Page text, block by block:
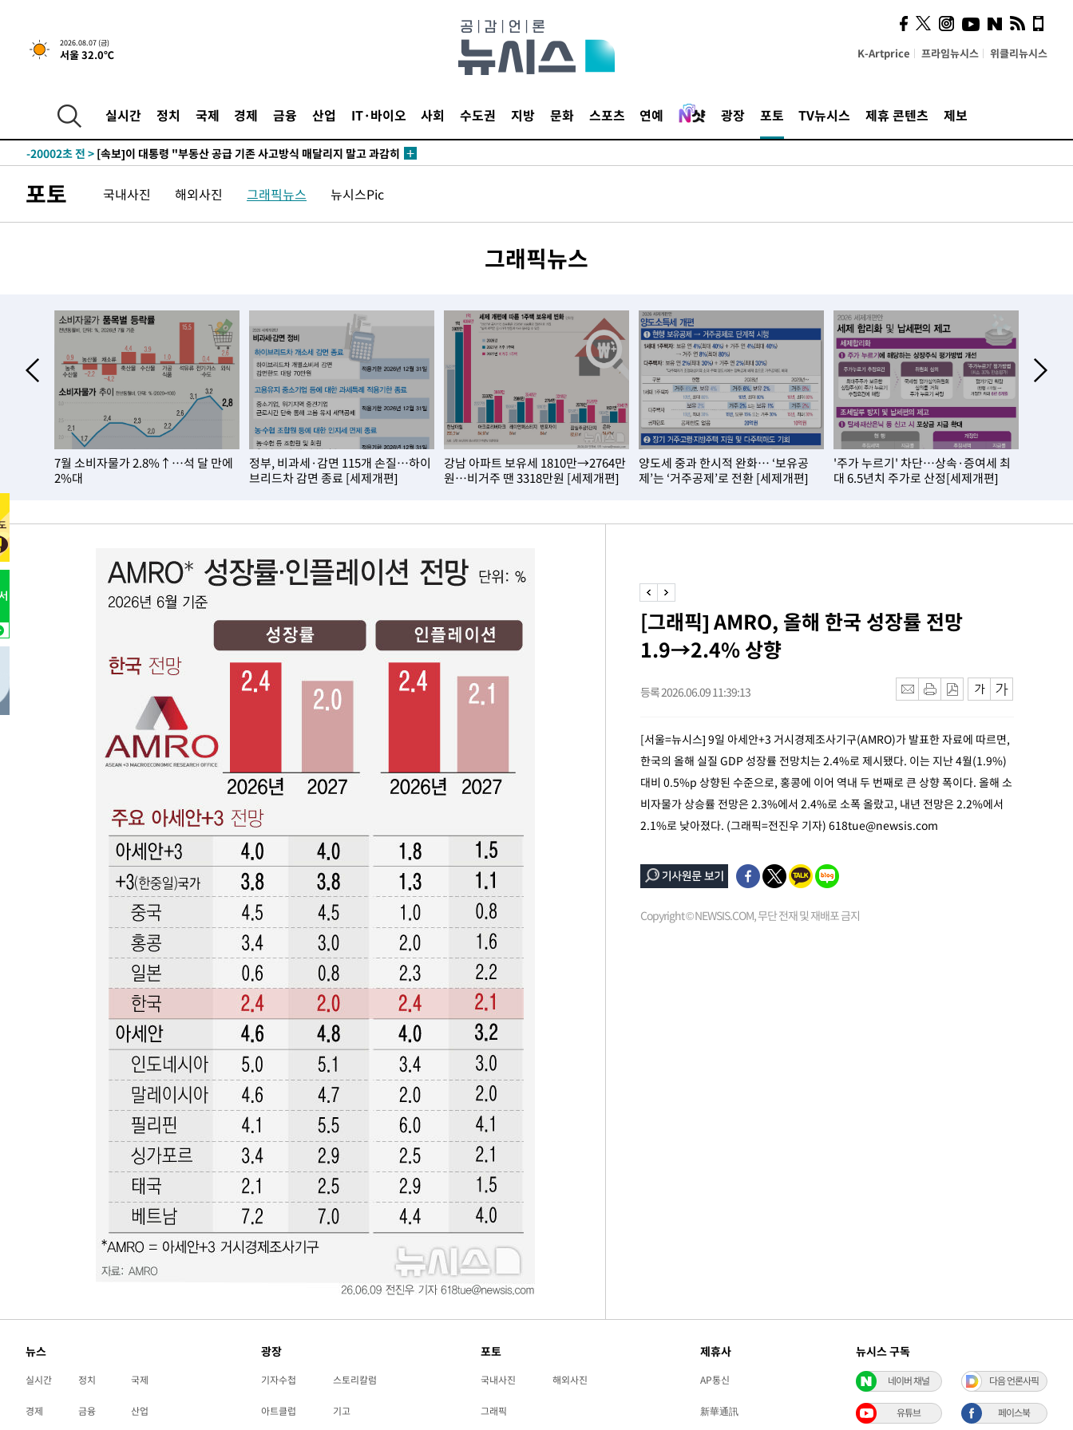
2026.08.07 (금)
서울 32.0℃ K-Artprice 프라임뉴시스 위클리뉴시스
실시간 정치 국제 경제 금융 산업 IT·바이오 사회 수도권 지방 문화 스포츠 연예 광장 포토 TV뉴시스 제휴 콘텐츠 제보
42분 전 >[속보]규제합리화위원회 부위원장에 김태유 서울대 공대 교수…이병태
-24691초 전 >
미 사업체 일자리, 7월에 2.3만개 순감하고 그 전 2개월 10.3만개
하향수정 (2보)
-24139초 전 >
↓
-20002초 전 > [속보]이 대통령 "부동산 공급 기존 사고방식 매달리지 말고 과감히
운드는 임시"
-10655초 전 >
"낮 기온 소폭 하락"…수도권 폭염중대경보, 폭염경보로 하향
-10619초 전 >[속보]이 대통령, '호우피해' 안동·의성 관할 4개 면 특별재난지역
-3715초 전 >여자배구 이재영·이다영 자매, 아제르바이잔 투란VC 입단
-2968초 전 >외국인 심판 성 접대 7경기 들여다보니…한국 축구 '5승 2무'
-2702초 전 >[속보]코스닥, 2.86포인트(0.36%) 내린 798.81마감
-2655초 전 >[속보]코스피, 6200선 약보합…0.60% 내린 6258.77에 마쳐
-2635초 전 >[속보]원·달러 환율, 7.7원 내린 1416.1원 마감
-2524초 전 >
[속보] 노원서 40.1도 관측…서울, 2018년 이후 첫 40도
6분 전 >
[속보]종합특검, '계엄 수용공간 확보' 신용해 前교정본부장 기소
25분 전 > 외신들도 주목한 韓축구 파문…"국민적 공분에 수사 재개"
25분 전 > 11시간 압수수색에 성접대 파문까지…'쑥대밭' 된 축구협회
미 사업체 일자리, 7월에 2.3만개 순감하고 그 전 2개월 10.3만개
[속보] 미 사업체, 일자리 7월에 2.3만 개 줄어…실업률은 4.1%로
[속보]이 대통령 "부동산 공급 기존 사고방식 매달리지 말고 과감히
이란, "오만과 '중앙 단일 루트' 합의…북쪽 인바운드·남쪽 아웃바
"낮 기온 소폭 하락"…수도권 폭염중대경보, 폭염경보로 하향
[속보]이 대통령, '호우피해' 안동·의성 관할 4개 면 특별재난지역
[단독]중수청 지원 검사들, 정원 초과 시 낮은 계급 임용…희망지 못
낮 최고 37도 찜통더위…곳곳 소나기·강원 많은 비[내일날씨]
SK하이닉스, 용인·청주 팹에 54조 투자…"AI 메모리 수요 선제 대
여자배구 이재영·이다영 자매, 아제르바이잔 투란VC 입단
외국인 심판 성 접대 7경기 들여다보니…한국 축구 '5승 2무'
[속보]코스닥, 2.86포인트(0.36%) 내린 798.81마감
[속보]코스피, 6200선 약보합…0.60% 내린 6258.77에 마쳐
[속보]원·달러 환율, 7.7원 내린 1416.1원 마감
[속보] 노원서 40.1도 관측…서울, 2018년 이후 첫 40도
[속보]종합특검, '계엄 수용공간 확보' 신용해 前교정본부장 기소
외신들도 주목한 韓축구 파문…"국민적 공분에 수사 재개"
11시간 압수수색에 성접대 파문까지…'쑥대밭' 된 축구협회
[속보]규제합리화위원회 부위원장에 김태유 서울대 공대 교수…이병태
포토 국내사진 해외사진 그래픽뉴스 뉴시스Pic
그래픽뉴스
7월 소비자물가 2.8%↑…석 달 만에
2%대
정부, 비과세·감면 115개 손질…하이
브리드차 감면 종료 [세제개편]
강남 아파트 보유세 1810만→2764만
원…비거주 땐 3318만원 [세제개편]
양도세 중과 한시적 완화… ‘보유공
제’는 ‘거주공제’로 전환 [세제개편]
'주가 누르기' 차단…상속·증여세 최
대 6.5년치 주가로 산정[세제개편]
[그래픽] AMRO, 올해 한국 성장률 전망
1.9→2.4% 상향
등록 2026.06.09 11:39:13
[서울=뉴시스] 9일 아세안+3 거시경제조사기구(AMRO)가 발표한 자료에 따르면,
한국의 올해 실질 GDP 성장률 전망치는 2.4%로 제시됐다. 이는 지난 4월(1.9%)
대비 0.5%p 상향된 수준으로, 홍콩에 이어 역내 두 번째로 큰 상향 폭이다. 올해 소
비자물가 상승률 전망은 2.3%에서 2.4%로 소폭 올랐고, 내년 전망은 2.2%에서
2.1%로 낮아졌다. (그래픽=전진우 기자) 618tue@newsis.com
Copyright © NEWSIS.COM, 무단 전재 및 재배포 금지
뉴스
실시간 정치 국제
경제 금융 산업
광장
기자수첩 스토리칼럼
아트클럽 기고
포토
국내사진 해외사진
그래픽
제휴사
AP통신
新華通訊
뉴시스 구독
네이버 채널 다음 언론사픽
유튜브 페이스북